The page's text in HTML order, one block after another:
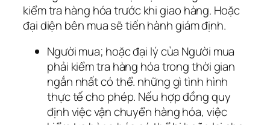
kiểm tra hàng hóa trước khi giao hàng. Hoặc
đại diện bên mua sẽ tiến hành giám định.
Người mua; hoặc đại lý của Người mua
phải kiểm tra hàng hóa trong thời gian
ngắn nhất có thể. những gì tình hình
thực tế cho phép. Nếu hợp đồng quy
định việc vận chuyển hàng hóa, việc